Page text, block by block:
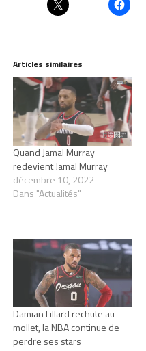
Articles similaires
Quand Jamal Murray
redevient Jamal Murray
décembre 10, 2022
Dans "Actualités"
Damian Lillard rechute au
mollet, la NBA continue de
perdre ses stars